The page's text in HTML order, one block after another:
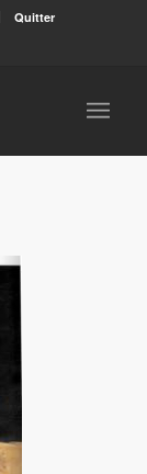
Quitter